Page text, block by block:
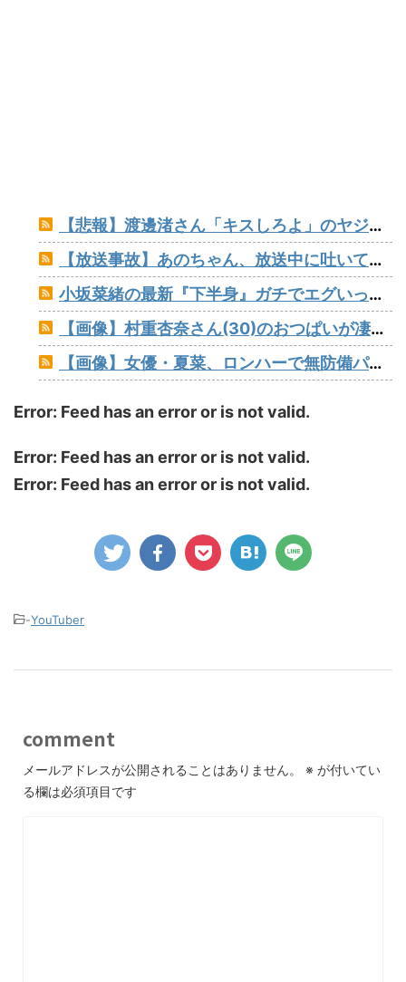
【悲報】渡邊渚さん「キスしろよ」のヤジでPTSD発症時の状態に逆戻り
【放送事故】あのちゃん、放送中に吐いてしまう！！！
小坂菜緒の最新『下半身』ガチでエグいって・・・
【画像】村重杏奈さん(30)のおつぱいが凄いwww
【画像】女優・夏菜、ロンハーで無防備パンチラ
Error: Feed has an error or is not valid.
Error: Feed has an error or is not valid.
Error: Feed has an error or is not valid.
-YouTuber
comment
メールアドレスが公開されることはありません。 ※ が付いてい
る欄は必須項目です